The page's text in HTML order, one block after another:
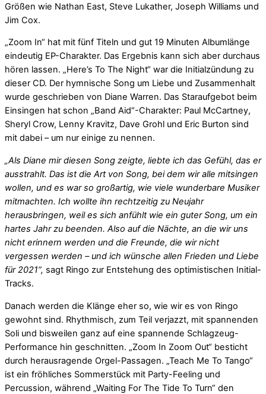
Größen wie Nathan East, Steve Lukather, Joseph Williams und
Jim Cox.
„Zoom In“ hat mit fünf Titeln und gut 19 Minuten Albumlänge
eindeutig EP-Charakter. Das Ergebnis kann sich aber durchaus
hören lassen. „Here’s To The Night“ war die Initialzündung zu
dieser CD. Der hymnische Song um Liebe und Zusammenhalt
wurde geschrieben von Diane Warren. Das Staraufgebot beim
Einsingen hat schon „Band Aid“-Charakter: Paul McCartney,
Sheryl Crow, Lenny Kravitz, Dave Grohl und Eric Burton sind
mit dabei – um nur einige zu nennen.
„Als Diane mir diesen Song zeigte, liebte ich das Gefühl, das er
ausstrahlt. Das ist die Art von Song, bei dem wir alle mitsingen
wollen, und es war so großartig, wie viele wunderbare Musiker
mitmachten. Ich wollte ihn rechtzeitig zu Neujahr
herausbringen, weil es sich anfühlt wie ein guter Song, um ein
hartes Jahr zu beenden. Also auf die Nächte, an die wir uns
nicht erinnern werden und die Freunde, die wir nicht
vergessen werden – und ich wünsche allen Frieden und Liebe
für 2021“, sagt Ringo zur Entstehung des optimistischen Initial-
Tracks.
Danach werden die Klänge eher so, wie wir es von Ringo
gewohnt sind. Rhythmisch, zum Teil verjazzt, mit spannenden
Soli und bisweilen ganz auf eine spannende Schlagzeug-
Performance hin geschnitten. „Zoom In Zoom Out“ besticht
durch herausragende Orgel-Passagen. „Teach Me To Tango“
ist ein fröhliches Sommerstück mit Party-Feeling und
Percussion, während „Waiting For The Tide To Turn“ den